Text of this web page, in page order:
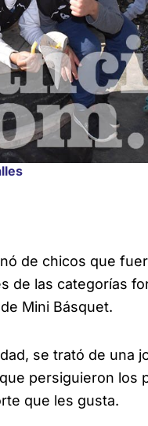
de chicos que
de las categorías
Mini Básquet.
se trató de una
persiguieron los
que les gusta.